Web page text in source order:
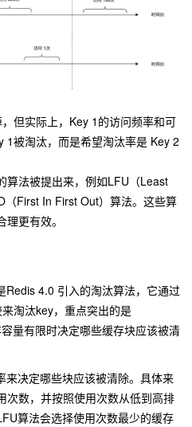
但实际上，Key 1的访问频率和可
1被淘汰，而是希望淘汰率是 Key 2
算法被提出来，例如LFU（Least
First In First Out）算法。这些算
更有效。
4.0 引入的淘汰算法，它通过
淘汰key，重点突出的是
量有限时决定哪些缓存块应该被清
来决定哪些块应该被清除。具体来
次数，并按照使用次数从低到高排
算法会选择使用次数最少的缓存